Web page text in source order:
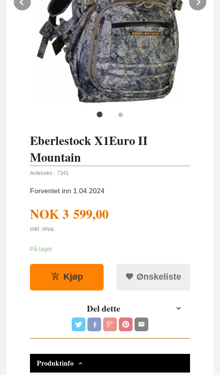
Eberlestock X1Euro II
Mountain
Artikkelnr.: 7341
Forventet inn 1.04.2024
NOK3 599,00
inkl. mva.
På lager
Kjøp Ønskeliste
Del dette
Produktinfo